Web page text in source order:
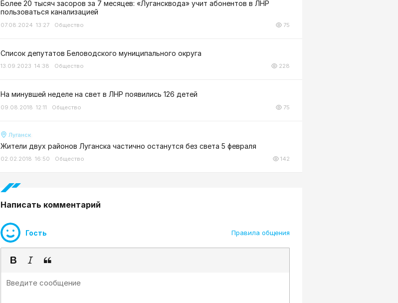
Более 20 тысяч засоров за 7 месяцев: «Лугансквода» учит абонентов в ЛНР
пользоваться канализацией
07.08.2024 13:27 Общество 75
Список депутатов Беловодского муниципального округа
13.09.2023 14:38 Общество 228
На минувшей неделе на свет в ЛНР появились 126 детей
09.08.2018 12:11 Общество 75
Луганск
Жители двух районов Луганска частично останутся без света 5 февраля
02.02.2018 16:50 Общество 142
Написать комментарий
Гость Правила общения